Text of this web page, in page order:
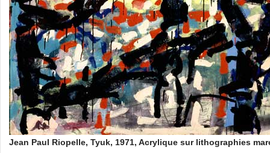
Jean Paul Riopelle, Tyuk, 1971, Acrylique sur lithographies